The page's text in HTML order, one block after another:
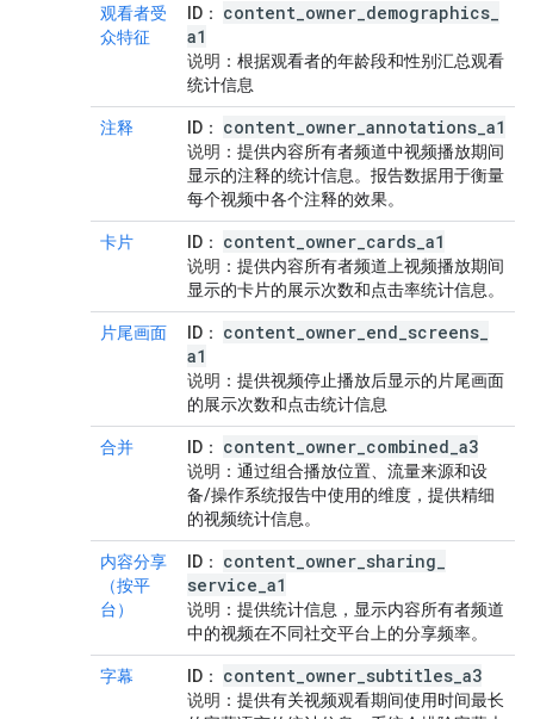
观看者受
众特征
ID ： content owner demographics
a1
说明 ：根据观看者的年龄段和性别汇总观看
统计信息
注释 ID ： content owner annotations a1
说明 ：提供内容所有者频道中视频播放期间
显示的注释的统计信息。报告数据用于衡量
每个视频中各个注释的效果。
卡片 ID ： content owner cards a1
说明 ：提供内容所有者频道上视频播放期间
显示的卡片的展示次数和点击率统计信息。
片尾画面 ID ： content owner end screens
a1
说明 ：提供视频停止播放后显示的片尾画面
的展示次数和点击统计信息
合并 ID ： content owner combined a3
说明 ：通过组合播放位置、流量来源和设
备/操作系统报告中使用的维度，提供精细
的视频统计信息。
内容分享
（按平
台）
ID ： content owner sharing
service a1
说明 ：提供统计信息，显示内容所有者频道
中的视频在不同社交平台上的分享频率。
字幕 ID ： content owner subtitles a3
说明 ：提供有关视频观看期间使用时间最长